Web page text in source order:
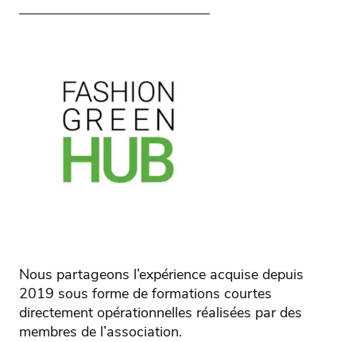
Nous partageons l’expérience acquise depuis
2019 sous forme de formations courtes
directement opérationnelles réalisées par des
membres de l’association.